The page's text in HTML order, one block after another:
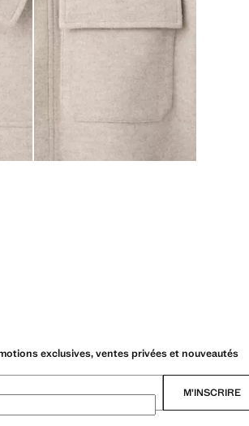
exclusives, ventes privées et nouveautés
M’INSCRIRE